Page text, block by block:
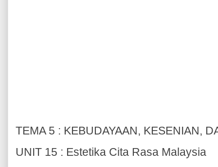
TEMA 5 : KEBUDAYAAN, KESENIAN,
UNIT 15 : Estetika Cita Rasa Malaysia